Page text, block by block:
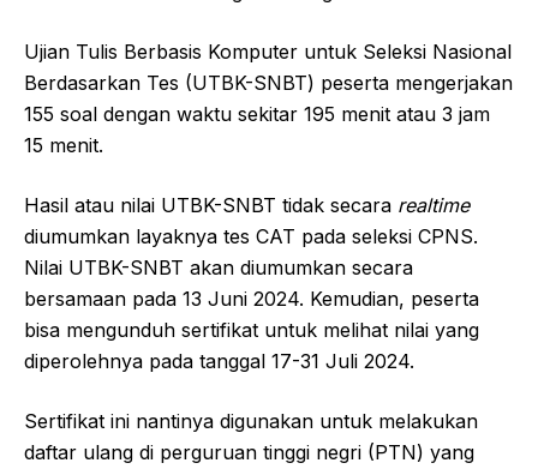
Ujian Tulis Berbasis Komputer untuk Seleksi Nasional
Berdasarkan Tes (UTBK-SNBT) peserta mengerjakan
155 soal dengan waktu sekitar 195 menit atau 3 jam
15 menit.
Hasil atau nilai UTBK-SNBT tidak secara realtime
diumumkan layaknya tes CAT pada seleksi CPNS.
Nilai UTBK-SNBT akan diumumkan secara
bersamaan pada 13 Juni 2024. Kemudian, peserta
bisa mengunduh sertifikat untuk melihat nilai yang
diperolehnya pada tanggal 17-31 Juli 2024.
Sertifikat ini nantinya digunakan untuk melakukan
daftar ulang di perguruan tinggi negri (PTN) yang